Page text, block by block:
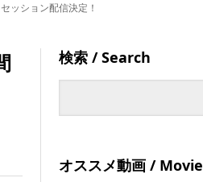
ッション配信決定！
検索 / Search
オススメ動画 / Movie